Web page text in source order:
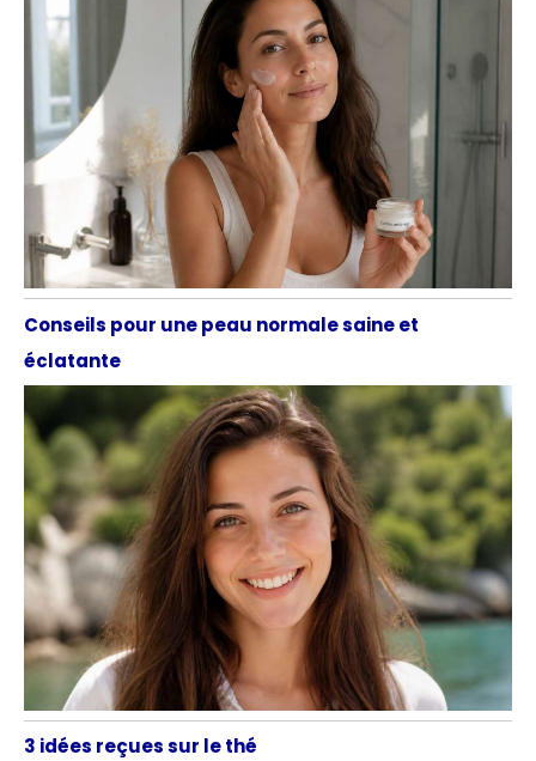
Conseils pour une peau normale saine et
éclatante
3 idées reçues sur le thé